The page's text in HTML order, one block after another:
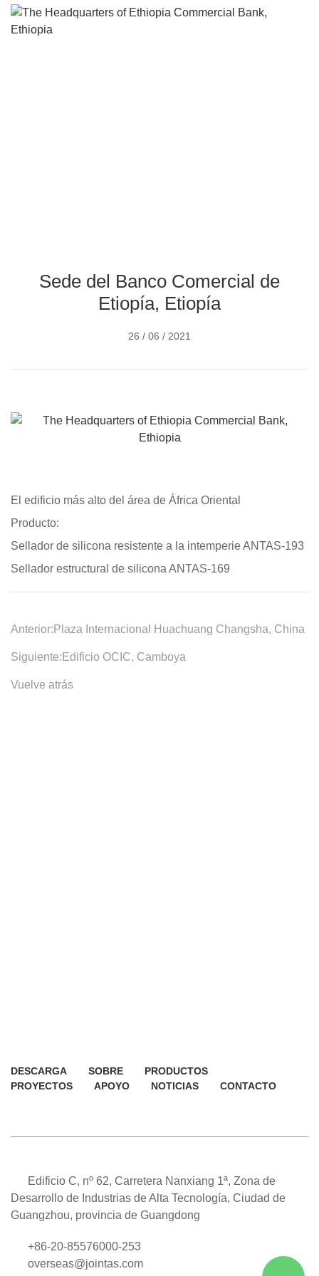
Sede del Banco Comercial de
Etiopía, Etiopía
26 / 06 / 2021
El edificio más alto del área de África Oriental
Producto:
Sellador de silicona resistente a la intemperie ANTAS-193
Sellador estructural de silicona ANTAS-169
Anterior: Plaza Internacional Huachuang Changsha, China
Siguiente: Edificio OCIC, Camboya
Vuelve atrás
DESCARGA SOBRE
PRODUCTOS
PROYECTOS
APOYO NOTICIAS CONTACTO
Edificio C, nº 62, Carretera Nanxiang 1ª, Zona de
Desarrollo de Industrias de Alta Tecnología, Ciudad de
Guangzhou, provincia de Guangdong
+86-20-85576000-253
overseas@jointas.com